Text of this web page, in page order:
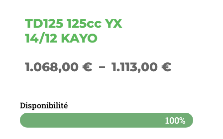
TD125 125cc YX
14/12 KAYO
1.068,00 € – 1.113,00 €Plage
prix :
1.068,00
Disponibilité
100%